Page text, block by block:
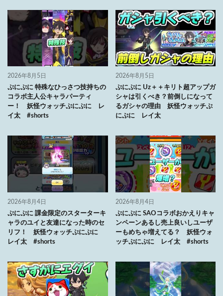
2026年8月5日
ぷにぷに 特殊なひっさつ技持ちの
コラボ主人公キャラパーティ
ー！ 妖怪ウォッチぷにぷに レ
イ太 #shorts
2026年8月5日
ぷにぷに Uz＋＋キリト超アップガ
シャは引くべき？前倒しになって
るガシャの理由 妖怪ウォッチぷ
にぷに レイ太
2026年8月4日
ぷにぷに 課金限定のスターターキ
ャラのユイと友達になった時のセ
リフ！ 妖怪ウォッチぷにぷに
レイ太 #shorts
2026年8月4日
ぷにぷに SAOコラボおかえりキャ
ンペーンあるし売上良いしユーザ
ーもめちゃ増えてる？ 妖怪ウォ
ッチぷにぷに レイ太 #shorts